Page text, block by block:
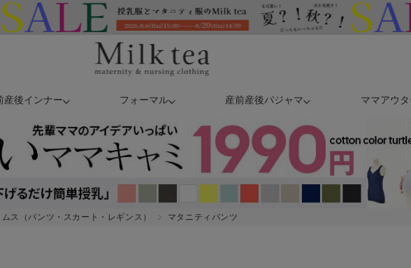
産後インナー フォーマル 産前産後パジャマ ママアウタ
ス（パンツ・スカート・レギンス） マタニティパンツ